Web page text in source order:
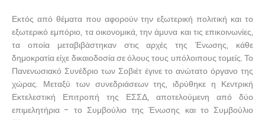
Εκτός από θέματα που αφορούν την εξωτερική πολιτική και το
εξωτερικό εμπόριο, τα οικονομικά, την άμυνα και τις επικοινωνίες,
τα οποία μεταβιβάστηκαν στις αρχές της Ένωσης, κάθε
δημοκρατία είχε δικαιοδοσία σε όλους τους υπόλοιπους τομείς. Το
Πανενωσιακό Συνέδριο των Σοβιέτ έγινε το ανώτατο όργανο της
χώρας. Μεταξύ των συνεδριάσεων της, ιδρύθηκε η Κεντρική
Εκτελεστική Επιτροπή της ΕΣΣΔ, αποτελούμενη από δύο
επιμελητήρια - το Συμβούλιο της Ένωσης και το Συμβούλιο